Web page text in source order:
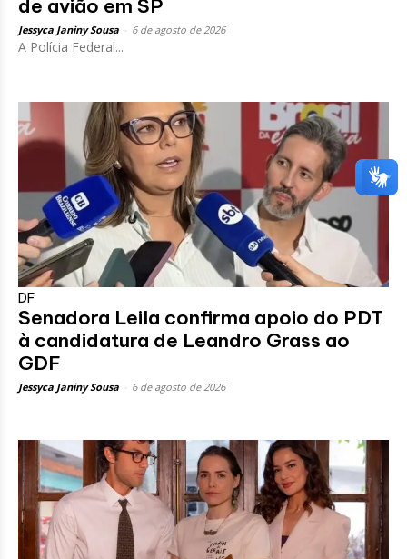
de avião em SP
Jessyca Janiny Sousa 6 de agosto de 2026
A Polícia Federal...
DF
Senadora Leila confirma apoio do PDT
à candidatura de Leandro Grass ao
GDF
Jessyca Janiny Sousa 6 de agosto de 2026